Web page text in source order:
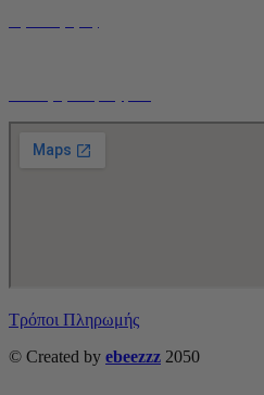
Τρόποι Πληρωμής
© Created by ebeezzz 2050